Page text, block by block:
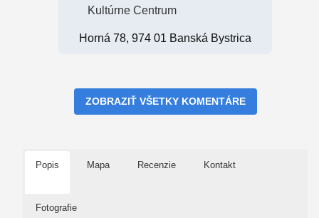
Kultúrne Centrum
Horná 78, 974 01 Banská Bystrica
ZOBRAZIŤ VŠETKY KOMENTÁRE
Popis Mapa Recenzie Kontakt
Fotografie